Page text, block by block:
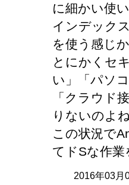
に細かい使
インデック
を使う感じ
とにかくセ
い」「パソ
「クラウド
りないのよ
この状況で
てドSな作
2016年03月